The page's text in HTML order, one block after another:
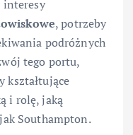
interesy
, potrzeby
podróżnych
tego portu,
kształtujące
i rolę, jaką
Southampton.